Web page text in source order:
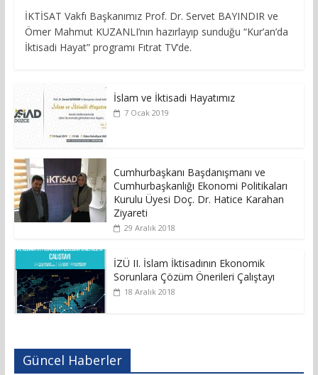
İKTİSAT Vakfı Başkanımız Prof. Dr. Servet BAYINDIR ve
Ömer Mahmut KUZANLI’nın hazırlayıp sunduğu “Kur’an’da
İktisadi Hayat” programı Fıtrat TV’de.
İslam ve İktisadi Hayatımız
7 Ocak 2019
Cumhurbaşkanı Başdanışmanı ve
Cumhurbaşkanlığı Ekonomi Politikaları
Kurulu Üyesi Doç. Dr. Hatice Karahan
Ziyareti
29 Aralık 2018
İZÜ II. İslam İktisadının Ekonomik
Sorunlara Çözüm Önerileri Çalıştayı
18 Aralık 2018
Güncel Haberler